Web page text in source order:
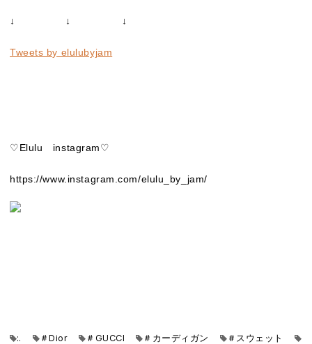
↓ ↓ ↓
Tweets by elulubyjam
♡Elulu instagram♡
https://www.instagram.com/elulu_by_jam/
:. ＃Dior ＃GUCCI ＃カーディガン ＃スウェット